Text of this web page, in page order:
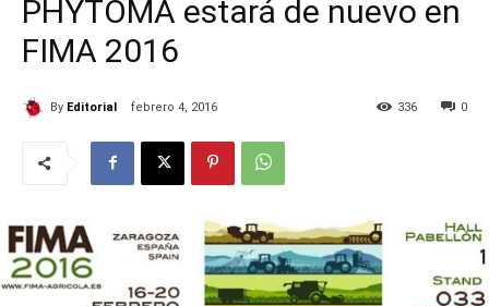
PHYTOMA estará de nuevo en
FIMA 2016
By Editorial febrero 4, 2016 0
336